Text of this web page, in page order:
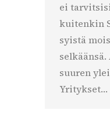
ei
kuitenkin
syistä
suuren
Yritykset…